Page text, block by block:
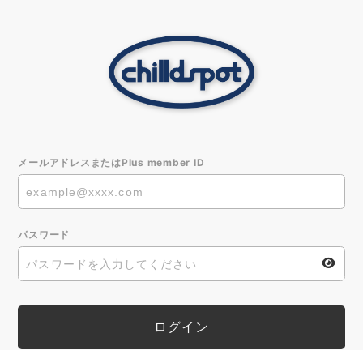
メールアドレスまたはPlus member ID
パスワード